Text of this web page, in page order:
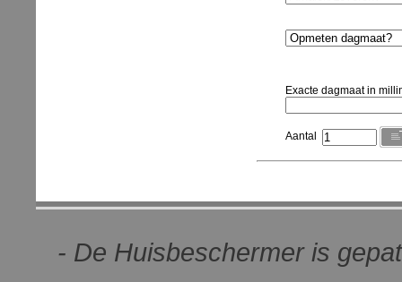
Exacte dagmaat in
Aantal
- De Huisbeschermer is